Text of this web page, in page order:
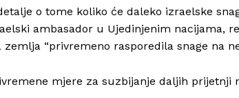
o tome koliko će daleko izraelske
ambasador u Ujedinjenim nacijama,
“privremeno rasporedila snage na
mjere za suzbijanje daljih prijetnji